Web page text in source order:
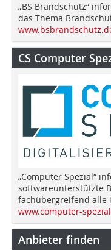
„BS Brandschutz“
das Thema
CS Computer
„Computer Spezial“
softwareunterstützte
fachübergreifend alle
www.computer-
Anbieter finden